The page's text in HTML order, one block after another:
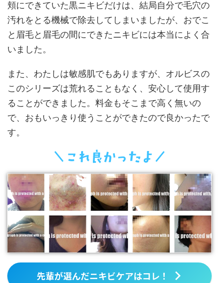
頬にできていた黒ニキビだけは、結局自分で毛穴の
汚れをとる機械で除去してしまいましたが、おでこ
と眉毛と眉毛の間にできたニキビには本当によく合
いました。
また、わたしは敏感肌でもありますが、オルビスの
このシリーズは荒れることもなく、安心して使用す
ることができました。料金もそこまで高く無いの
で、おもいっきり使うことができたので良かったで
す。
先輩が選んだニキビケアはコレ！